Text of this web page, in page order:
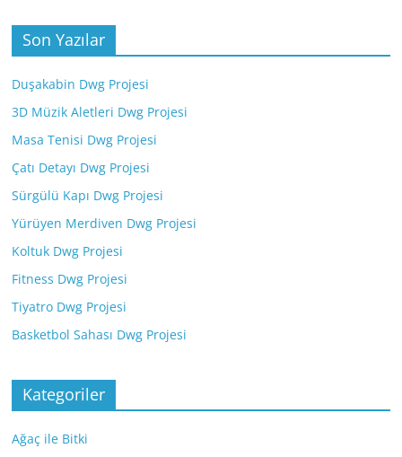
Son Yazılar
Duşakabin Dwg Projesi
3D Müzik Aletleri Dwg Projesi
Masa Tenisi Dwg Projesi
Çatı Detayı Dwg Projesi
Sürgülü Kapı Dwg Projesi
Yürüyen Merdiven Dwg Projesi
Koltuk Dwg Projesi
Fitness Dwg Projesi
Tiyatro Dwg Projesi
Basketbol Sahası Dwg Projesi
Kategoriler
Ağaç ile Bitki